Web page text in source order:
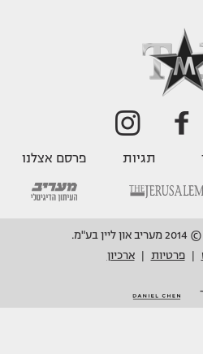
תגיות פרסם אצלנו
פרטיות ארכיון